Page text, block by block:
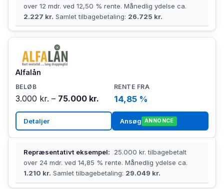
over 12 mdr. ved 12,50 % rente. Månedlig ydelse ca.
2.227 kr. Samlet tilbagebetaling: 26.725 kr.
Alfalån
3.000 kr. – 75.000 kr. 14,85 %
Detaljer Ansøg ANNONCE
Repræsentativt eksempel:
25.000 kr. tilbagebetalt
over 24 mdr. ved 14,85 % rente. Månedlig ydelse ca.
1.210 kr. Samlet tilbagebetaling: 29.049 kr.